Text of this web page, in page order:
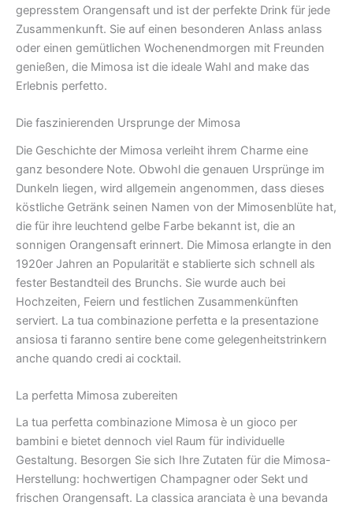
gepresstem Orangensaft und ist der perfekte Drink für jede
Zusammenkunft. Sie auf einen besonderen Anlass anlass
oder einen gemütlichen Wochenendmorgen mit Freunden
genießen, die Mimosa ist die ideale Wahl and make das
Erlebnis perfetto.
Die faszinierenden Ursprunge der Mimosa
Die Geschichte der Mimosa verleiht ihrem Charme eine
ganz besondere Note. Obwohl die genauen Ursprünge im
Dunkeln liegen, wird allgemein angenommen, dass dieses
köstliche Getränk seinen Namen von der Mimosenblüte hat,
die für ihre leuchtend gelbe Farbe bekannt ist, die an
sonnigen Orangensaft erinnert. Die Mimosa erlangte in den
1920er Jahren an Popularität e stablierte sich schnell als
fester Bestandteil des Brunchs. Sie wurde auch bei
Hochzeiten, Feiern und festlichen Zusammenkünften
serviert. La tua combinazione perfetta e la presentazione
ansiosa ti faranno sentire bene come gelegenheitstrinkern
anche quando credi ai cocktail.
La perfetta Mimosa zubereiten
La tua perfetta combinazione Mimosa è un gioco per
bambini e bietet dennoch viel Raum für individuelle
Gestaltung. Besorgen Sie sich Ihre Zutaten für die Mimosa-
Herstellung: hochwertigen Champagner oder Sekt und
frischen Orangensaft. La classica aranciata è una bevanda